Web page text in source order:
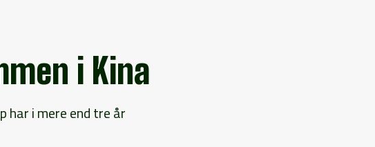
i Kina
har i mere end tre år